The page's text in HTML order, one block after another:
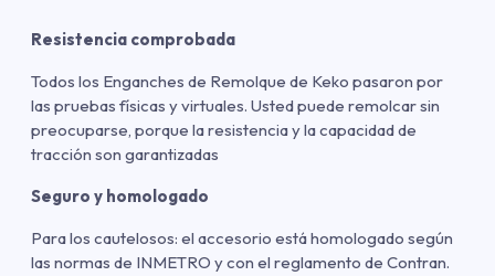
Resistencia comprobada
Todos los Enganches de Remolque de Keko pasaron por
las pruebas físicas y virtuales. Usted puede remolcar sin
preocuparse, porque la resistencia y la capacidad de
tracción son garantizadas
Seguro y homologado
Para los cautelosos: el accesorio está homologado según
las normas de INMETRO y con el reglamento de Contran.